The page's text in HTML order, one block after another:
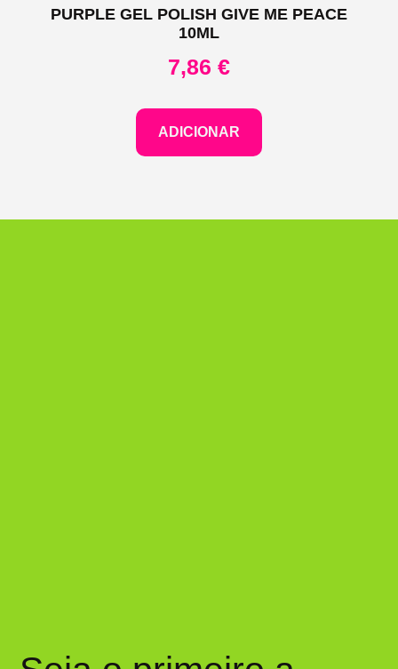
PURPLE GEL POLISH GIVE ME PEACE
10ML
7,86 €
ADICIONAR